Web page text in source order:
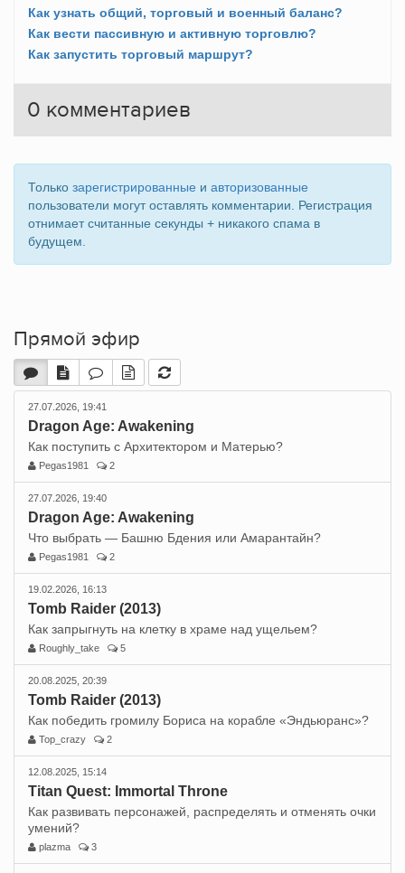
Как узнать общий, торговый и военный баланс?
Как вести пассивную и активную торговлю?
Как запустить торговый маршрут?
0 комментариев
Только зарегистрированные и авторизованные
пользователи могут оставлять комментарии. Регистрация
отнимает считанные секунды + никакого спама в
будущем.
Прямой эфир
27.07.2026, 19:41
Dragon Age: Awakening
Как поступить с Архитектором и Матерью?
Pegas1981 2
27.07.2026, 19:40
Dragon Age: Awakening
Что выбрать — Башню Бдения или Амарантайн?
Pegas1981 2
19.02.2026, 16:13
Tomb Raider (2013)
Как запрыгнуть на клетку в храме над ущельем?
Roughly_take 5
20.08.2025, 20:39
Tomb Raider (2013)
Как победить громилу Бориса на корабле «Эндьюранс»?
Top_crazy 2
12.08.2025, 15:14
Titan Quest: Immortal Throne
Как развивать персонажей, распределять и отменять очки
умений?
plazma 3